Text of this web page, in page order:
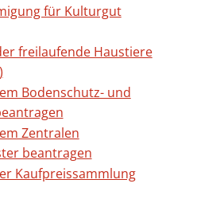
für Kulturgut
freilaufende Haustiere
Bodenschutz- und
Zentralen
beantragen
Kaufpreissammlung